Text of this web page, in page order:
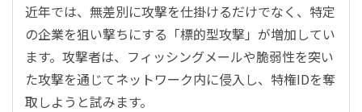
近年では、無差別に攻撃を仕掛けるだけでなく、特定
の企業を狙い撃ちにする「標的型攻撃」が増加してい
ます。攻撃者は、フィッシングメールや脆弱性を突い
た攻撃を通じてネットワーク内に侵入し、特権IDを奪
取しようと試みます。